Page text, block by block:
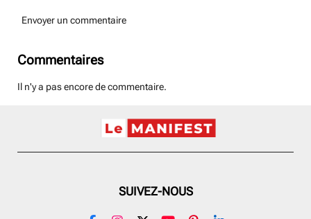
Envoyer un commentaire
Commentaires
Il n'y a pas encore de commentaire.
SUIVEZ-NOUS